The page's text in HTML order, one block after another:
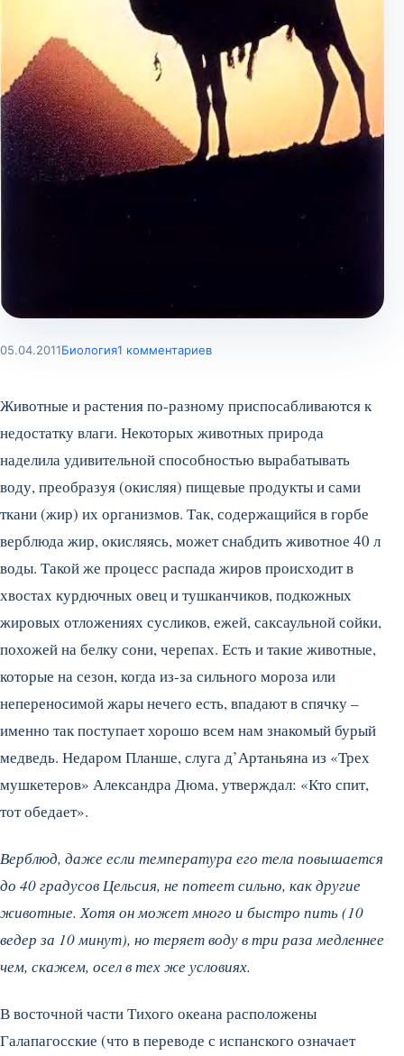
05.04.2011Биология1 комментариев
Животные и растения по-разному приспосабливаются к
недостатку влаги. Некоторых животных природа
наделила удивительной способностью вырабатывать
воду, преобразуя (окисляя) пищевые продукты и сами
ткани (жир) их организмов. Так, содержащийся в горбе
верблюда жир, окисляясь, может снабдить животное 40 л
воды. Такой же процесс распада жиров происходит в
хвостах курдючных овец и тушканчиков, подкожных
жировых отложениях сусликов, ежей, саксаульной сойки,
похожей на белку сони, черепах. Есть и такие животные,
которые на сезон, когда из-за сильного мороза или
непереносимой жары нечего есть, впадают в спячку –
именно так поступает хорошо всем нам знакомый бурый
медведь. Недаром Планше, слуга д’Артаньяна из «Трех
мушкетеров» Александра Дюма, утверждал: «Кто спит,
тот обедает».
Верблюд, даже если температура его тела повышается
до 40 градусов Цельсия, не потеет сильно, как другие
животные. Хотя он может много и быстро пить (10
ведер за 10 минут), но теряет воду в три раза медленнее
чем, скажем, осел в тех же условиях.
В восточной части Тихого океана расположены
Галапагосские (что в переводе с испанского означает